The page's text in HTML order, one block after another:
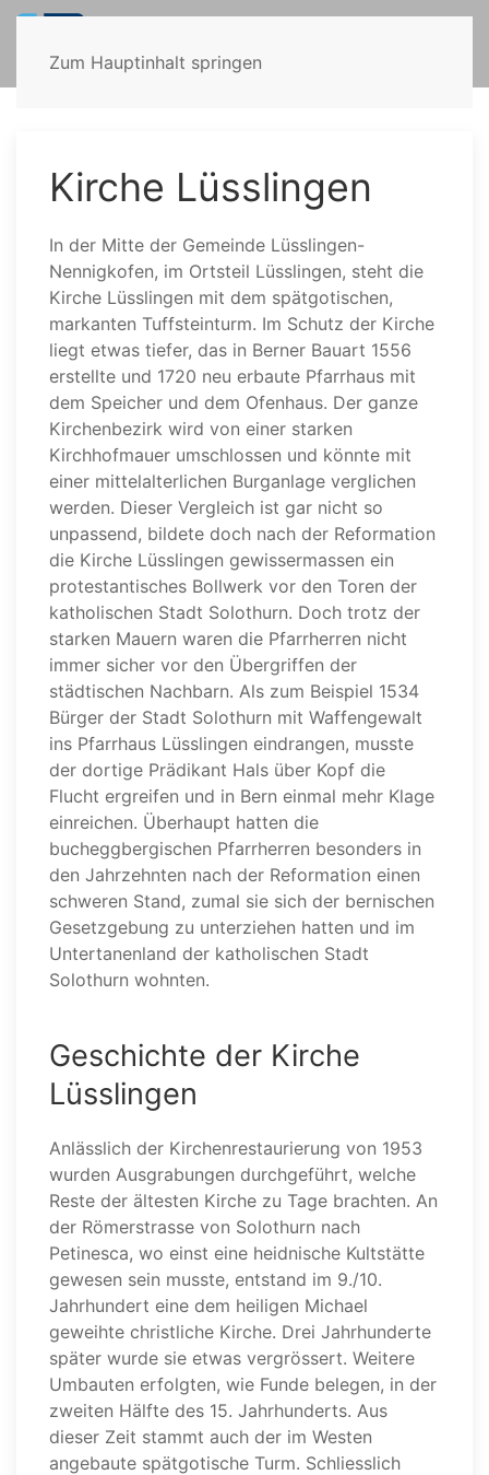
Zum Hauptinhalt springen
Kirche Lüsslingen
In der Mitte der Gemeinde Lüsslingen-
Nennigkofen, im Ortsteil Lüsslingen, steht die
Kirche Lüsslingen mit dem spätgotischen,
markanten Tuffsteinturm. Im Schutz der Kirche
liegt etwas tiefer, das in Berner Bauart 1556
erstellte und 1720 neu erbaute Pfarrhaus mit
dem Speicher und dem Ofenhaus. Der ganze
Kirchenbezirk wird von einer starken
Kirchhofmauer umschlossen und könnte mit
einer mittelalterlichen Burganlage verglichen
werden. Dieser Vergleich ist gar nicht so
unpassend, bildete doch nach der Reformation
die Kirche Lüsslingen gewissermassen ein
protestantisches Bollwerk vor den Toren der
katholischen Stadt Solothurn. Doch trotz der
starken Mauern waren die Pfarrherren nicht
immer sicher vor den Übergriffen der
städtischen Nachbarn. Als zum Beispiel 1534
Bürger der Stadt Solothurn mit Waffengewalt
ins Pfarrhaus Lüsslingen eindrangen, musste
der dortige Prädikant Hals über Kopf die
Flucht ergreifen und in Bern einmal mehr Klage
einreichen. Überhaupt hatten die
bucheggbergischen Pfarrherren besonders in
den Jahrzehnten nach der Reformation einen
schweren Stand, zumal sie sich der bernischen
Gesetzgebung zu unterziehen hatten und im
Untertanenland der katholischen Stadt
Solothurn wohnten.
Geschichte der Kirche
Lüsslingen
Anlässlich der Kirchenrestaurierung von 1953
wurden Ausgrabungen durchgeführt, welche
Reste der ältesten Kirche zu Tage brachten. An
der Römerstrasse von Solothurn nach
Petinesca, wo einst eine heidnische Kultstätte
gewesen sein musste, entstand im 9./10.
Jahrhundert eine dem heiligen Michael
geweihte christliche Kirche. Drei Jahrhunderte
später wurde sie etwas vergrössert. Weitere
Umbauten erfolgten, wie Funde belegen, in der
zweiten Hälfte des 15. Jahrhunderts. Aus
dieser Zeit stammt auch der im Westen
angebaute spätgotische Turm. Schliesslich